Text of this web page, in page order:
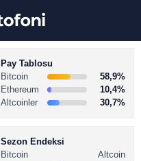
Pay Tablosu
Bitcoin
58,9%
Ethereum
10,4%
Altcoinler
30,7%
Sezon Endeksi
Bitcoin
Altcoin